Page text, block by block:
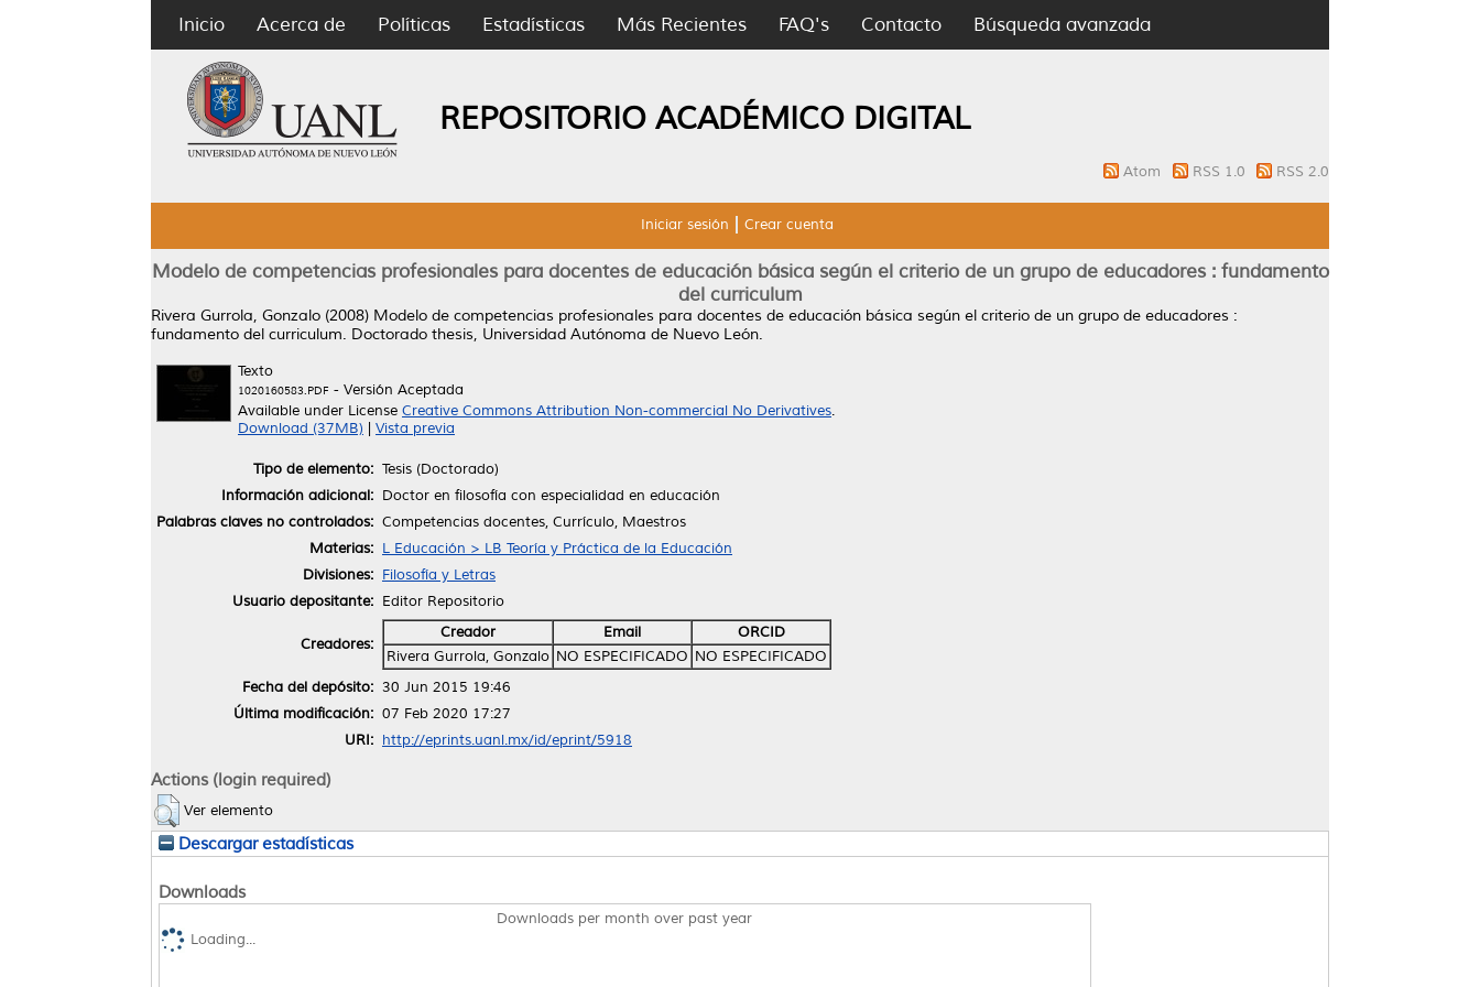
Inicio Acerca de Políticas Estadísticas Más Recientes FAQ's Contacto Búsqueda avanzada
REPOSITORIO ACADÉMICO DIGITAL
Atom RSS 1.0 RSS 2.0
Iniciar sesión Crear cuenta
Modelo de competencias profesionales para docentes de educación básica según el criterio de un grupo de educadores : fundamento
del curriculum
Rivera Gurrola, Gonzalo (2008) Modelo de competencias profesionales para docentes de educación básica según el criterio de un grupo de educadores :
fundamento del curriculum. Doctorado thesis, Universidad Autónoma de Nuevo León.
Texto
1020160583.PDF - Versión Aceptada
Available under License Creative Commons Attribution Non-commercial No Derivatives.
Download (37MB)
Vista previa
Tipo de elemento: Tesis (Doctorado)
Información adicional: Doctor en filosofía con especialidad en educación
Palabras claves no controlados: Competencias docentes, Currículo, Maestros
Materias: L Educación > LB Teoría y Práctica de la Educación
Divisiones: Filosofía y Letras
Usuario depositante: Editor Repositorio
Creadores:
Creador Email
ORCID
Rivera Gurrola, Gonzalo NO ESPECIFICADO NO ESPECIFICADO
Fecha del depósito: 30 Jun 2015 19:46
Última modificación: 07 Feb 2020 17:27
URI: http://eprints.uanl.mx/id/eprint/5918
Actions (login required)
Ver elemento
Descargar estadísticas
Downloads
Downloads per month over past year
Loading...